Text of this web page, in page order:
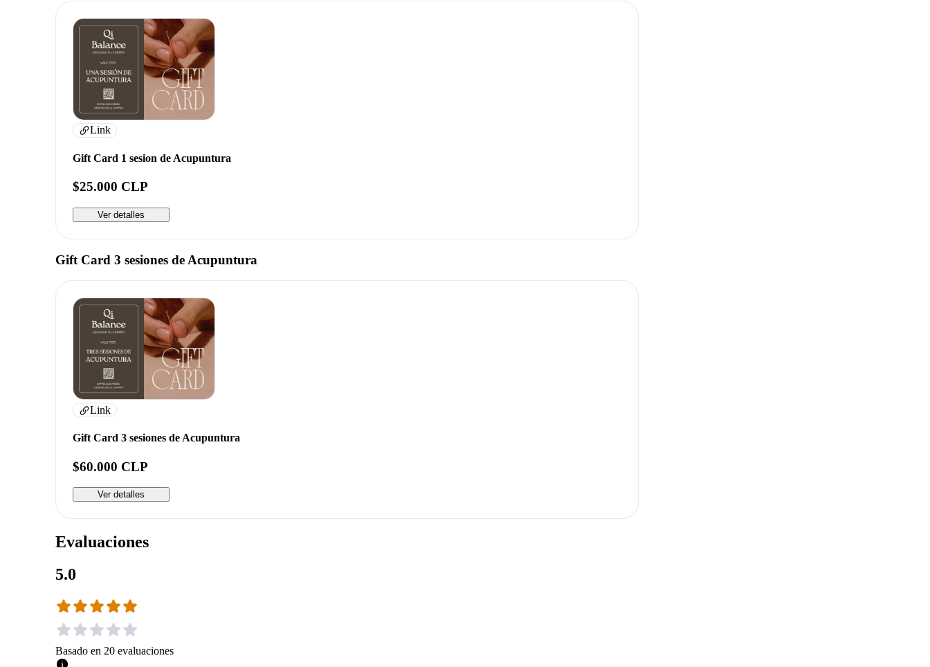
Link
Gift Card 1 sesion de Acupuntura
$25.000 CLP
Ver detalles
Gift Card 3 sesiones de Acupuntura
Link
Gift Card 3 sesiones de Acupuntura
$60.000 CLP
Ver detalles
Evaluaciones
5.0
Basado en 20 evaluaciones